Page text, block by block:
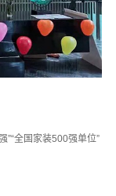
”“全国家装500强单位”